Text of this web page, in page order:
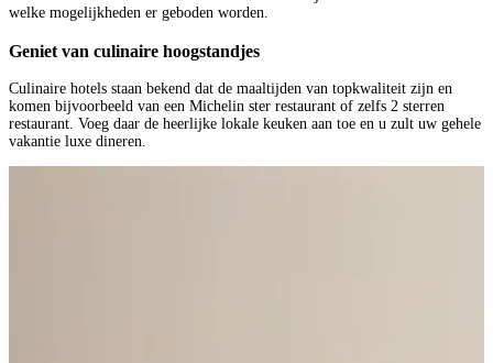
welke mogelijkheden er geboden worden.
Geniet van culinaire hoogstandjes
Culinaire hotels staan bekend dat de maaltijden van topkwaliteit zijn en
komen bijvoorbeeld van een Michelin ster restaurant of zelfs 2 sterren
restaurant. Voeg daar de heerlijke lokale keuken aan toe en u zult uw gehele
vakantie luxe dineren.